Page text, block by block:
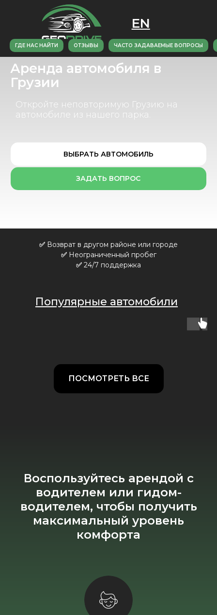
EN
Аренда автомобиля в
Грузии
Откройте неповторимую Грузию на
автомобиле из нашего парка.
ЗАДАТЬ ВОПРОС
ВЫБРАТЬ АВТОМОБИЛЬ
✅ Возврат в другом районе или городе
✅Неограниченный пробег
✅ 24/7 поддержка
Популярные автомобили
ПОСМОТРЕТЬ ВСЕ
Воспользуйтесь арендой с
водителем или гидом-
водителем, чтобы получить
максимальный уровень
комфорта
ГДЕ НАС НАЙТИ ОТЗЫВЫ ЧАСТО ЗАДАВАЕМЫЕ ВОПРОСЫ